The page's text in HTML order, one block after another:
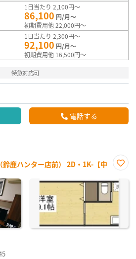
1日当たり 2,100円～
86,100 円/月～
初期費用他 22,000円～
1日当たり 2,300円～
92,100 円/月～
初期費用他 16,500円～
特急対応可
電話する
鹿ハンター店前） 2D・1K-【中
に入
り登
録